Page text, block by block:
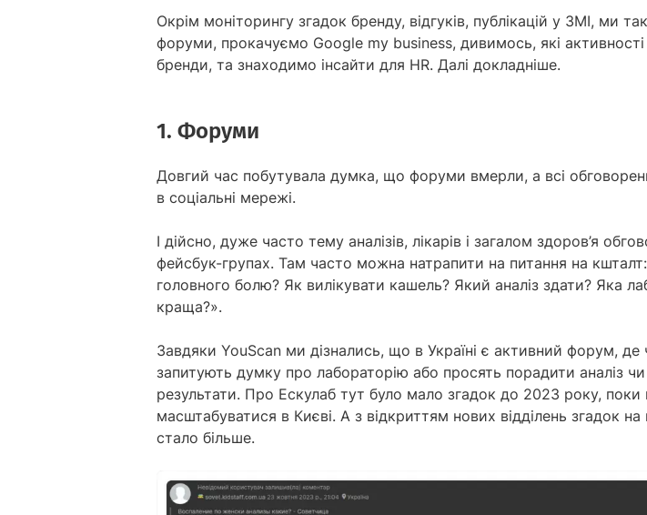
Окрім моніторингу згадок бренду, відгуків, публікацій у ЗМІ, ми
форуми, прокачуємо Google my business, дивимось, які
бренди, та знаходимо інсайти для HR. Далі докладніше.
1. Форуми
Довгий час побутувала думка, що форуми вмерли, а всі
в соціальні мережі.
І дійсно, дуже часто тему аналізів, лікарів і загалом здоров’я
фейсбук-групах. Там часто можна натрапити на питання на
головного болю? Як вилікувати кашель? Який аналіз здати? Яка
краща?».
Завдяки YouScan ми дізнались, що в Україні є активний форум, де
запитують думку про лабораторію або просять порадити аналіз
результати. Про Ескулаб тут було мало згадок до 2023 року,
масштабуватися в Києві. А з відкриттям нових відділень згадок на
стало більше.